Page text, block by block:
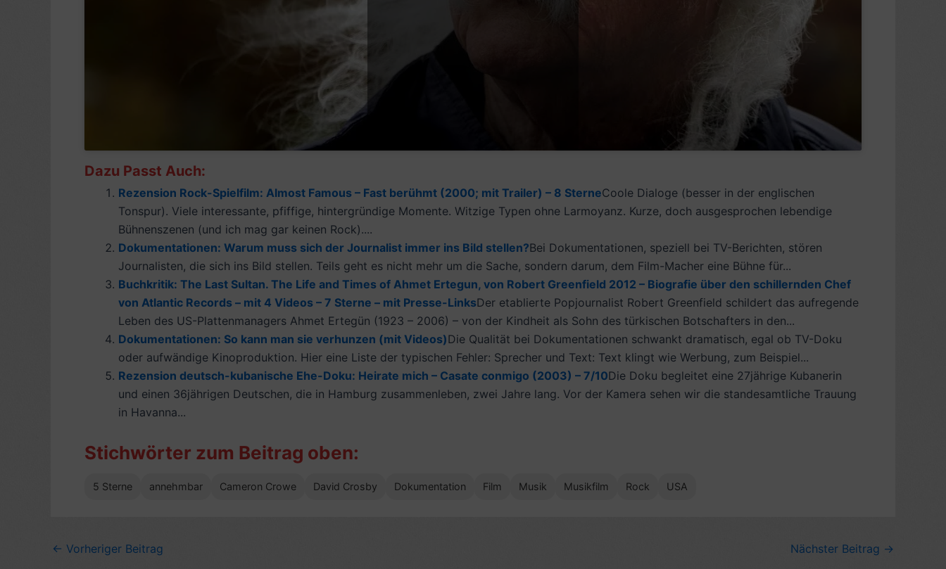
Dazu Passt Auch:
Rezension Rock-Spielfilm: Almost Famous – Fast berühmt (2000; mit Trailer) – 8 SterneCoole Dialoge (besser in der englischen
Tonspur). Viele interessante, pfiffige, hintergründige Momente. Witzige Typen ohne Larmoyanz. Kurze, doch ausgesprochen lebendige
Bühnenszenen (und ich mag gar keinen Rock)....
Dokumentationen: Warum muss sich der Journalist immer ins Bild stellen?Bei Dokumentationen, speziell bei TV-Berichten, stören
Journalisten, die sich ins Bild stellen. Teils geht es nicht mehr um die Sache, sondern darum, dem Film-Macher eine Bühne für...
Buchkritik: The Last Sultan. The Life and Times of Ahmet Ertegun, von Robert Greenfield 2012 – Biografie über den schillernden Chef
von Atlantic Records – mit 4 Videos – 7 Sterne – mit Presse-LinksDer etablierte Popjournalist Robert Greenfield schildert das aufregende
Leben des US-Plattenmanagers Ahmet Ertegün (1923 – 2006) – von der Kindheit als Sohn des türkischen Botschafters in den...
Dokumentationen: So kann man sie verhunzen (mit Videos)Die Qualität bei Dokumentationen schwankt dramatisch, egal ob TV-Doku
oder aufwändige Kinoproduktion. Hier eine Liste der typischen Fehler: Sprecher und Text: Text klingt wie Werbung, zum Beispiel...
Rezension deutsch-kubanische Ehe-Doku: Heirate mich – Casate conmigo (2003) – 7/10Die Doku begleitet eine 27jährige Kubanerin
und einen 36jährigen Deutschen, die in Hamburg zusammenleben, zwei Jahre lang. Vor der Kamera sehen wir die standesamtliche Trauung
in Havanna...
Stichwörter zum Beitrag oben:
5 Sterne annehmbar Cameron Crowe David Crosby Dokumentation Film Musik Musikfilm Rock USA
← Vorheriger Beitrag Nächster Beitrag →